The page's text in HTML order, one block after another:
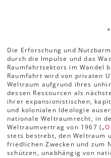
Die Erforschung und
durch die Impulse und das
Raumfahrtsektors im Wandel
Raum­fahrt wird von privaten
Weltraum aufgrund ihres
dessen Ressourcen als
ihrer expansionis­tischen,
und kolonialen Ideologie
nationale Weltraumrecht, in
Weltraumvertrag von 1967 („
stets bestrebt, den Weltraum
friedlichen Zwecken und zum
schützen, unabhängig von